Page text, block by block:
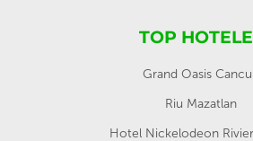
TOP
Grand Oasis
Riu Mazatlan
Hotel Nickelodeon